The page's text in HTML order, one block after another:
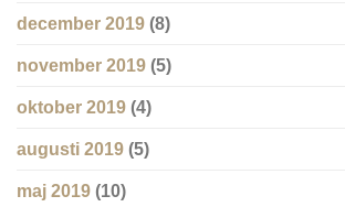
december 2019 (8)
november 2019 (5)
oktober 2019 (4)
augusti 2019 (5)
maj 2019 (10)